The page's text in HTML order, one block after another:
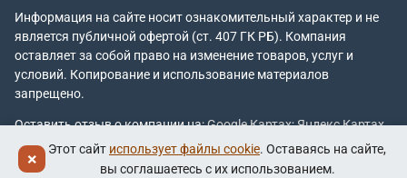
Информация на сайте носит ознакомительный характер и не
является публичной офертой (ст. 407 ГК РБ). Компания
оставляет за собой право на изменение товаров, услуг и
условий. Копирование и использование материалов
запрещено.
Оставить отзыв о компании на:Google Картах;Яндекс Картах.
Этот сайт использует файлы cookie. Оставаясь на сайте,
вы соглашаетесь с их использованием.
×